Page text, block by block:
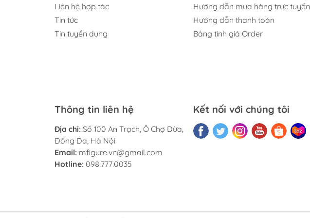
Liên hệ hợp tác
Tin tức
Tin tuyển dụng
Hướng dẫn mua hàng trực tuyến
Hướng dẫn thanh toán
Bảng tính giá Order
Thông tin liên hệ
Địa chỉ: Số 100 An Trạch, Ô Chợ Dừa,
Đống Đa, Hà Nội
Email: mfigure.vn@gmail.com
Hotline: 098.777.0035
Kết nối với chúng tôi